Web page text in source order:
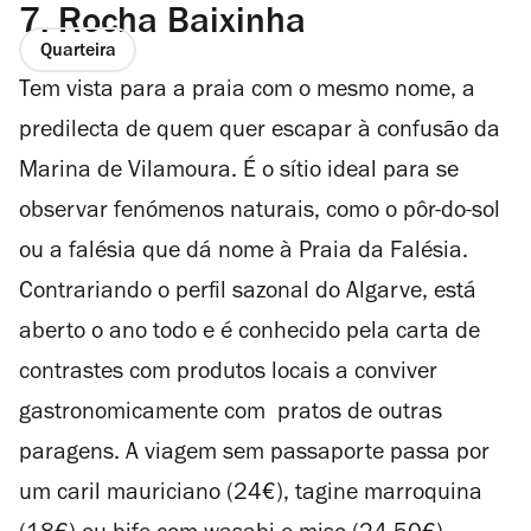
7. Rocha Baixinha
Quarteira
Tem vista para a praia com o mesmo nome, a
predilecta de quem quer escapar à confusão da
Marina de Vilamoura. É o sítio ideal para se
observar fenómenos naturais, como o pôr-do-sol
ou a falésia que dá nome à Praia da Falésia.
Contrariando o perfil sazonal do Algarve, está
aberto o ano todo e é conhecido pela carta de
contrastes com produtos locais a conviver
gastronomicamente com pratos de outras
paragens. A viagem sem passaporte passa por
um caril mauriciano (24€), tagine marroquina